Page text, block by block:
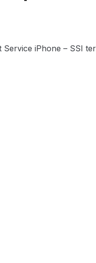
Service iPhone – SSI